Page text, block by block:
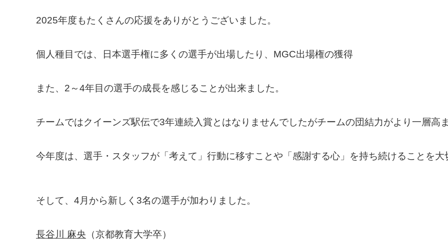
2025年度もたくさんの応援をありがとうございました。
個人種目では、日本選手権に多くの選手が出場したり、MGC出場権の獲得
また、2～4年目の選手の成長を感じることが出来ました。
チームではクイーンズ駅伝で3年連続入賞とはなりませんでしたがチームの団結力がより一層高
今年度は、選手・スタッフが「考えて」行動に移すことや「感謝する心」を持ち続けることを
そして、4月から新しく3名の選手が加わりました。
長谷川 麻央 （京都教育大学卒）